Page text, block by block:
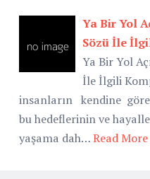
Ya Bir Yol
Sözü İle
Ya Bir Yol
İle İlgili
insanların kendine
bu hedeflerinin ve
yaşama dah…Read More